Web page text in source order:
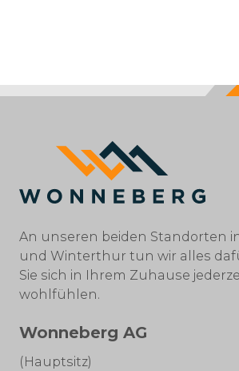
An unseren beiden Standorten
und Winterthur tun wir alles
Sie sich in Ihrem Zuhause
wohlfühlen.
Wonneberg AG
(Hauptsitz)